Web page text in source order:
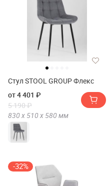
Стул STOOL GROUP Флекс
от 4 401 ₽
5 190 ₽
830 х 510 х 580 мм
-32%